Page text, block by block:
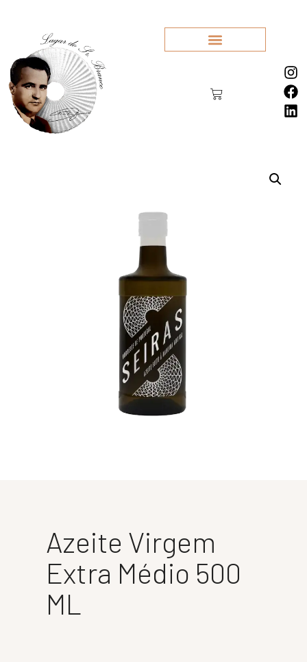
Azeite Virgem
Extra Médio 500
ML